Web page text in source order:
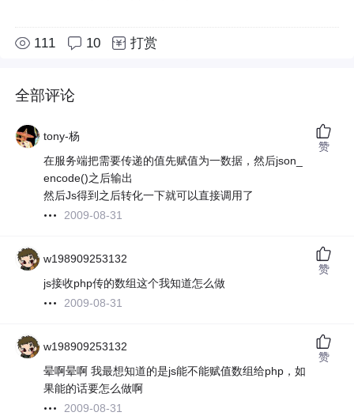
111 10 打赏
全部评论
tony-杨
在服务端把需要传递的值先赋值为一数据，然后json_
encode()之后输出
然后Js得到之后转化一下就可以直接调用了
2009-08-31
赞
w198909253132
js接收php传的数组这个我知道怎么做
2009-08-31
赞
w198909253132
晕啊晕啊 我最想知道的是js能不能赋值数组给php，如
果能的话要怎么做啊
2009-08-31
赞